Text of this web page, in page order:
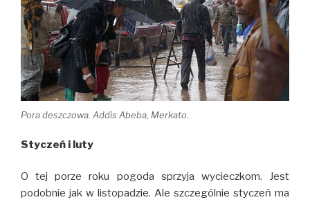
Pora deszczowa. Addis Abeba, Merkato.
Styczeń i luty
O tej porze roku pogoda sprzyja wycieczkom. Jest
podobnie jak w listopadzie. Ale szczególnie styczeń ma